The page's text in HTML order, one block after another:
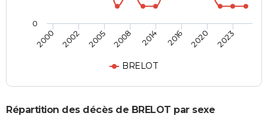
BRELOT
2000 2002 2005 2008 2014 2016 2020 2023
0
Répartition des décès de BRELOT par sexe